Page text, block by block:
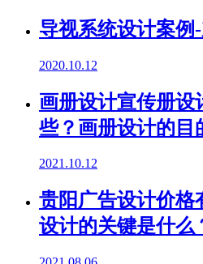
导视系统设计案例
2020.10.12
画册设计宣传册设
些？画册设计的目
2021.10.12
贵阳广告设计价格
设计的关键是什么